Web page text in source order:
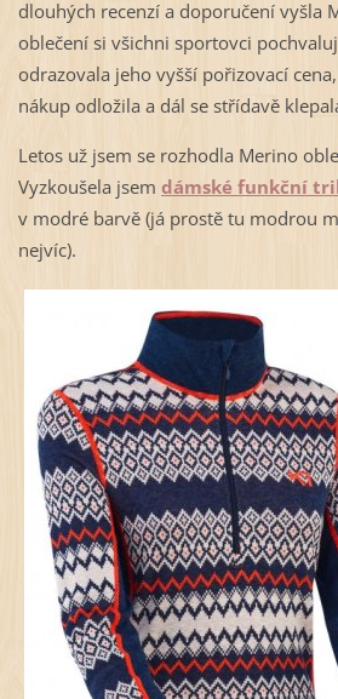
dlouhých recenzí a doporučení vyšla
oblečení si všichni sportovci
odrazovala jeho vyšší pořizovací
nákup odložila a dál se střídavě
Letos už jsem se rozhodla Merino
Vyzkoušela jsem dámské funkční
v modré barvě (já prostě tu modrou
nejvíc).